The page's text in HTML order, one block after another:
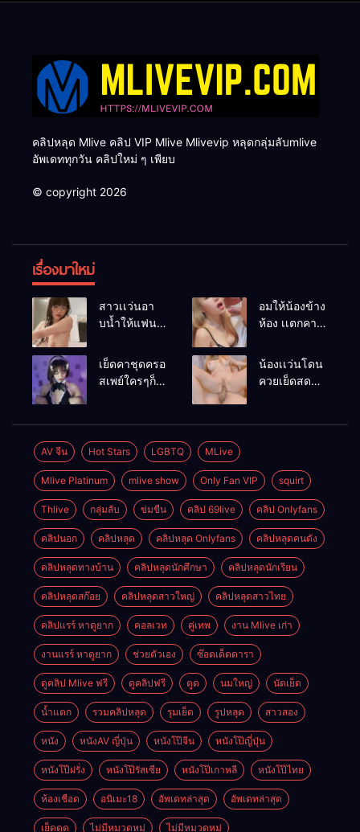
คลิปหลุด Mlive คลิป VIP Mlive Mlivevip หลุดกลุ่มลับmlive
อัพเดททุกวัน คลิปใหม่ ๆ เพียบ
© copyright 2026
เรื่องมาใหม่
สาวเเว่นอา
บน้ำให้แฟน
อมให้น้องข้าง
ห้อง เเตกคา
เย็ดคาชุดครอ
สเพย์ใครๆก็
น้องเเว่นโดน
ควยเย็ดสด
AV จีน Hot Stars LGBTQ MLive
Mlive Platinum mlive show Only Fan VIP squirt
Thlive กลุ่มลับ ข่มขืน คลิป 69live คลิป Onlyfans
คลิปนอก คลิปหลุด คลิปหลุด Onlyfans คลิปหลุดคนดัง
คลิปหลุดทางบ้าน คลิปหลุดนักศึกษา คลิปหลุดนักเรียน
คลิปหลุดสก๊อย คลิปหลุดสาวใหญ่ คลิปหลุดสาวไทย
คลิปแรร์ หาดูยาก คอลเวท คู่เทพ งาน Mlive เก่า
งานแรร์ หาดูยาก ช่วยตัวเอง ซ๊อตเด็ดดารา
ดูคลิป Mlive ฟรี ดูคลิปฟรี ตูด นมใหญ่ นัดเย็ด
น้ำแตก รวมคลิปหลุด รุมเย็ด รูปหลุด สาวสอง
หนัง หนังAV ญี่ปุ่น หนังโป๊จีน หนังโป๊ญี่ปุ่น
หนังโป๊ฝรั่ง หนังโป๊รัสเซีย หนังโป๊เกาหลี หนังโป๊ไทย
ห้องเชือด อนิเมะ18 อัพเดทล่าสุด อัพเดทล่าสุด
เย็ดตูด ไม่มีหมวดหมู่ ไม่มีหมวดหมู่